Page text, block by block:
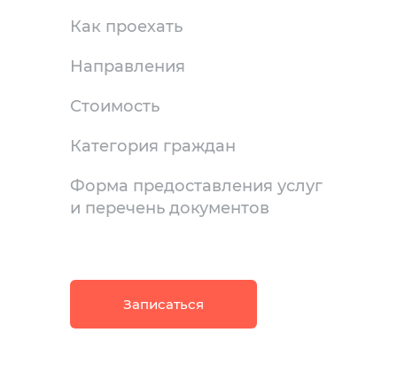
Как проехать
Направления
Стоимость
Категория граждан
Форма предоставления услуг
и перечень документов
Записаться